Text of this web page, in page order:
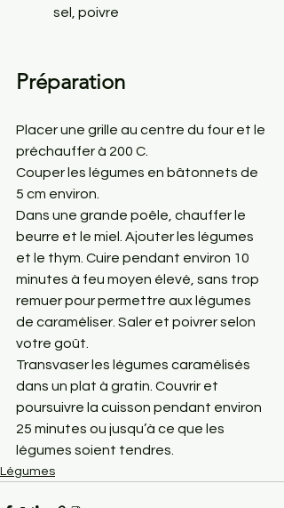
              sel, poivre
Préparation
Placer une grille au centre du four et le
préchauffer à 200 C.
Couper les légumes en bâtonnets de
5 cm environ.
Dans une grande poêle, chauffer le
beurre et le miel. Ajouter les légumes
et le thym. Cuire pendant environ 10
minutes à feu moyen élevé, sans trop
remuer pour permettre aux légumes
de caraméliser. Saler et poivrer selon
votre goût.
Transvaser les légumes caramélisés
dans un plat à gratin. Couvrir et
poursuivre la cuisson pendant environ
25 minutes ou jusqu’à ce que les
légumes soient tendres.
Légumes